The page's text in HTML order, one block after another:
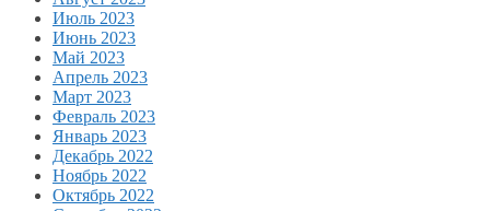
Июль 2023
Июнь 2023
Май 2023
Апрель 2023
Март 2023
Февраль 2023
Январь 2023
Декабрь 2022
Ноябрь 2022
Октябрь 2022